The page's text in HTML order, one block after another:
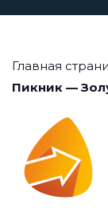
Главная
Пикник —